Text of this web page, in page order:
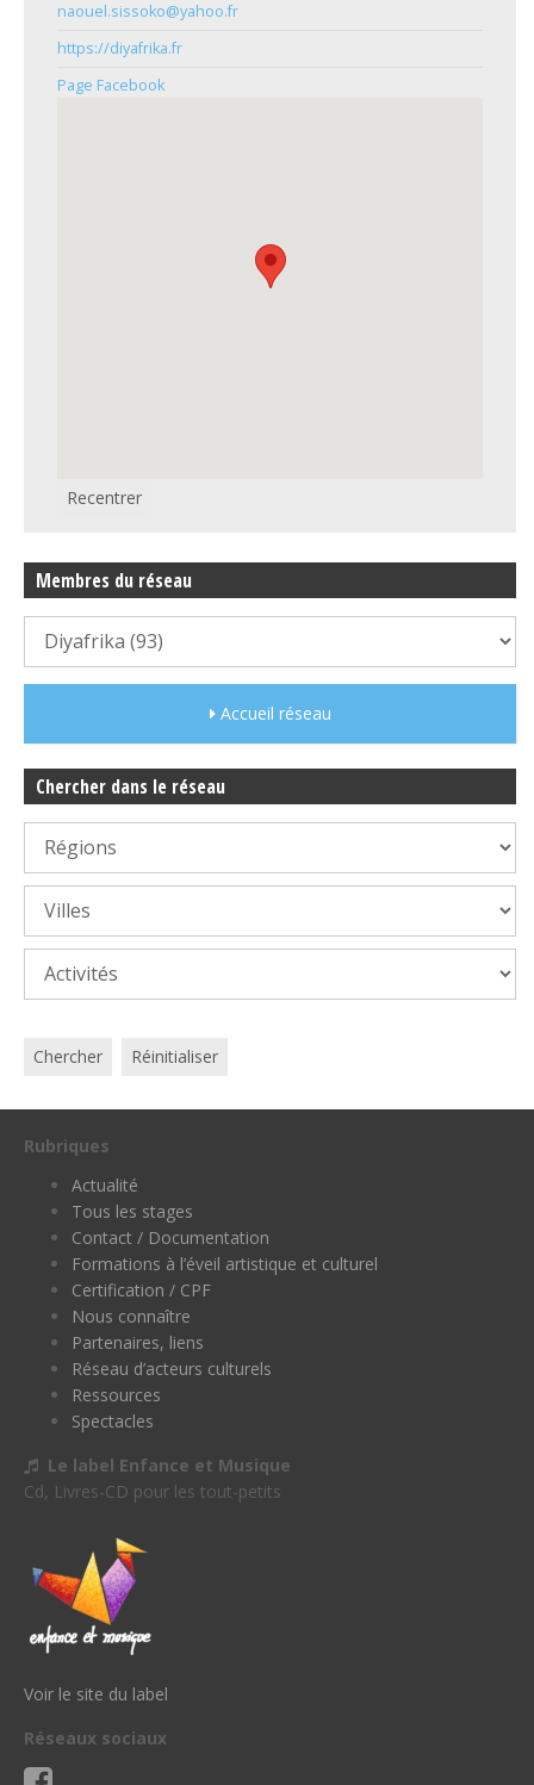
naouel.sissoko@yahoo.fr
https://diyafrika.fr
Page Facebook
Recentrer
Membres du réseau
Accueil réseau
Chercher dans le réseau
Chercher Réinitialiser
Rubriques
Actualité
Tous les stages
Contact / Documentation
Formations à l’éveil artistique et culturel
Certification / CPF
Nous connaître
Partenaires, liens
Réseau d’acteurs culturels
Ressources
Spectacles
Le label Enfance et Musique
Cd, Livres-CD pour les tout-petits
Voir le site du label
Réseaux sociaux